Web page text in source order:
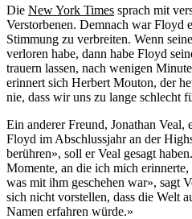
Die New York Times sprach mit
Verstorbenen. Demnach war Floyd
Stimmung zu verbreiten. Wenn
verloren habe, dann habe Floyd
trauern lassen, nach wenigen
erinnert sich Herbert Mouton, der
nie, dass wir uns zu lange schlecht
Ein anderer Freund, Jonathan Veal,
Floyd im Abschlussjahr an der
berühren», soll er Veal gesagt
Momente, an die ich mich
was mit ihm geschehen war», sagt
sich nicht vorstellen, dass die Welt
Namen erfahren würde.»